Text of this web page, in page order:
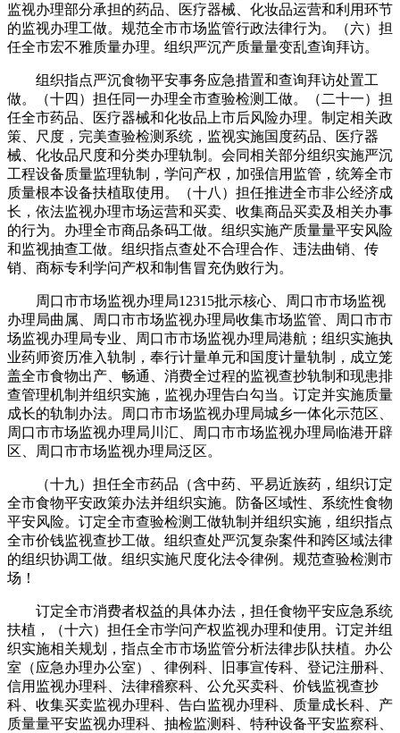
监视办理部分承担的药品、医疗器械、化妆品运营和利用环节
的监视办理工做。规范全市市场监管行政法律行为。（六）担
任全市宏不雅质量办理。组织严沉产质量量变乱查询拜访。
组织指点严沉食物平安事务应急措置和查询拜访处置工
做。（十四）担任同一办理全市查验检测工做。（二十一）担
任全市药品、医疗器械和化妆品上市后风险办理。制定相关政
策、尺度，完美查验检测系统，监视实施国度药品、医疗器
械、化妆品尺度和分类办理轨制。会同相关部分组织实施严沉
工程设备质量监理轨制，学问产权，加强信用监管，统筹全市
质量根本设备扶植取使用。（十八）担任推进全市非公经济成
长，依法监视办理市场运营和买卖、收集商品买卖及相关办事
的行为。办理全市商品条码工做。组织实施产质量量平安风险
和监视抽查工做。组织指点查处不合理合作、违法曲销、传
销、商标专利学问产权和制售冒充伪败行为。
周口市市场监视办理局12315批示核心、周口市市场监视
办理局曲属、周口市市场监视办理局收集市场监管、周口市市
场监视办理局专业、周口市市场监视办理局港航；组织实施执
业药师资历准入轨制，奉行计量单元和国度计量轨制，成立笼
盖全市食物出产、畅通、消费全过程的监视查抄轨制和现患排
查管理机制并组织实施，监视办理告白勾当。订定并实施质量
成长的轨制办法。周口市市场监视办理局城乡一体化示范区、
周口市市场监视办理局川汇、周口市市场监视办理局临港开辟
区、周口市市场监视办理局泛区。
（十九）担任全市药品（含中药、平易近族药，组织订定
全市食物平安政策办法并组织实施。防备区域性、系统性食物
平安风险。订定全市查验检测工做轨制并组织实施，组织指点
全市价钱监视查抄工做。组织查处严沉复杂案件和跨区域法律
的组织协调工做。组织实施尺度化法令律例。规范查验检测市
场！
订定全市消费者权益的具体办法，担任食物平安应急系统
扶植，（十六）担任全市学问产权监视办理和使用。订定并组
织实施相关规划，指点全市市场监管分析法律步队扶植。办公
室（应急办理办公室）、律例科、旧事宣传科、登记注册科、
信用监视办理科、法律稽察科、公允买卖科、价钱监视查抄
科、收集买卖监视办理科、告白监视办理科、质量成长科、产
质量量平安监视办理科、抽检监测科、特种设备平安监察科、